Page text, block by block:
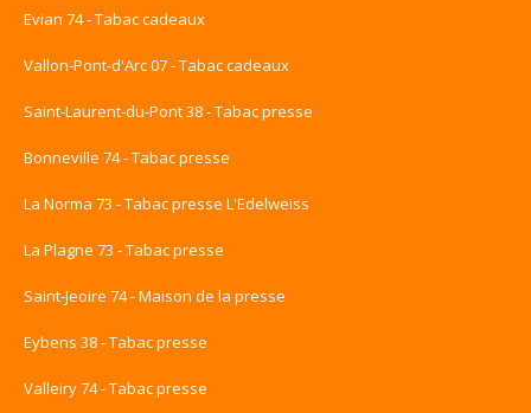
Evian 74 - Tabac cadeaux
Vallon-Pont-d'Arc 07 - Tabac cadeaux
Saint-Laurent-du-Pont 38 - Tabac presse
Bonneville 74 - Tabac presse
La Norma 73 - Tabac presse L'Edelweiss
La Plagne 73 - Tabac presse
Saint-Jeoire 74 - Maison de la presse
Eybens 38 - Tabac presse
Valleiry 74 - Tabac presse